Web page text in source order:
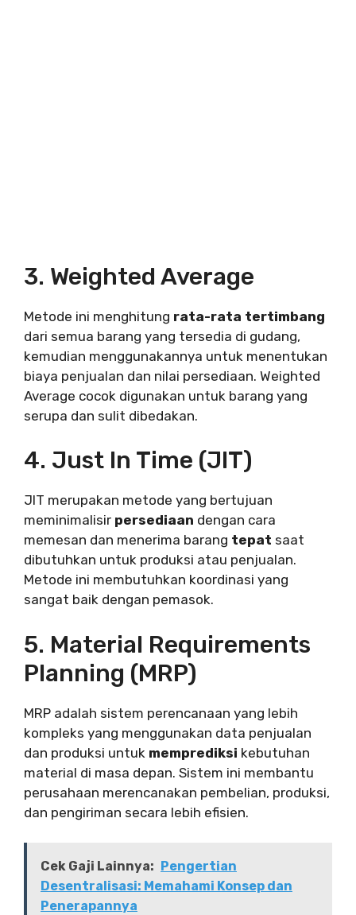
3. Weighted Average
Metode ini menghitung rata-rata tertimbang
dari semua barang yang tersedia di gudang,
kemudian menggunakannya untuk menentukan
biaya penjualan dan nilai persediaan. Weighted
Average cocok digunakan untuk barang yang
serupa dan sulit dibedakan.
4. Just In Time (JIT)
JIT merupakan metode yang bertujuan
meminimalisir persediaan dengan cara
memesan dan menerima barang tepat saat
dibutuhkan untuk produksi atau penjualan.
Metode ini membutuhkan koordinasi yang
sangat baik dengan pemasok.
5. Material Requirements
Planning (MRP)
MRP adalah sistem perencanaan yang lebih
kompleks yang menggunakan data penjualan
dan produksi untuk memprediksi kebutuhan
material di masa depan. Sistem ini membantu
perusahaan merencanakan pembelian, produksi,
dan pengiriman secara lebih efisien.
Cek Gaji Lainnya: Pengertian
Desentralisasi: Memahami Konsep dan
Penerapannya